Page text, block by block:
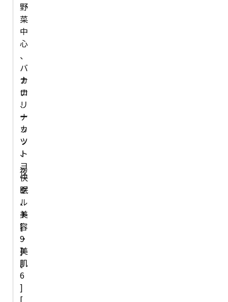
夜
カ
ロ
リ
ー
カ
ッ
ト
、
快
眠
、
美
容
・
美
肌
野
菜
中
心
、
バ
ナ
ナ
、
ナ
ッ
ツ
、
ヨ
ー
グ
ル
ト
[
9
]
[
6
]